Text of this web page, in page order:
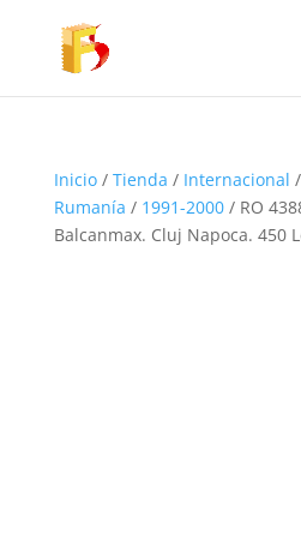
Inicio/ Tienda / Internacional /
Rumanía / 1991-2000/ RO
Balcanmax. Cluj Napoca. 450